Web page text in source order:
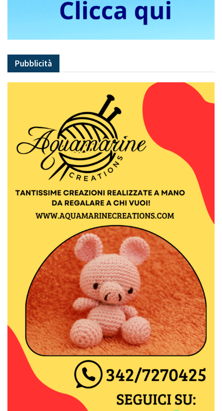
Pubblicità